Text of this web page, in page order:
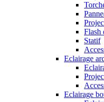
Flash
Statif
Eclairage
Eclairage